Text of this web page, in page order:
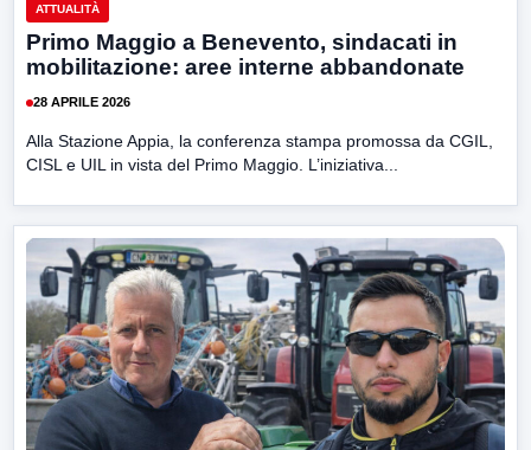
ATTUALITÀ
Primo Maggio a Benevento, sindacati in
mobilitazione: aree interne abbandonate
28 APRILE 2026
Alla Stazione Appia, la conferenza stampa promossa da CGIL,
CISL e UIL in vista del Primo Maggio. L’iniziativa...